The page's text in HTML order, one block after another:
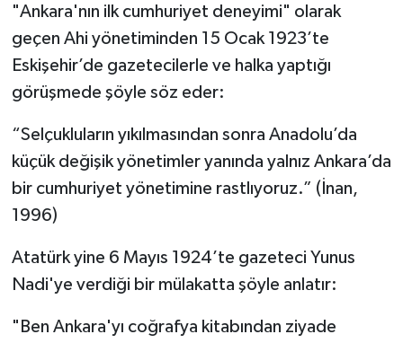
"Ankara'nın ilk cumhuriyet deneyimi" olarak
geçen Ahi yönetiminden 15 Ocak 1923’te
Eskişehir’de gazetecilerle ve halka yaptığı
görüşmede şöyle söz eder:
“Selçukluların yıkılmasından sonra Anadolu’da
küçük değişik yönetimler yanında yalnız Ankara’da
bir cumhuriyet yönetimine rastlıyoruz.” (İnan,
1996)
Atatürk yine 6 Mayıs 1924’te gazeteci Yunus
Nadi'ye verdiği bir mülakatta şöyle anlatır:
"Ben Ankara'yı coğrafya kitabından ziyade